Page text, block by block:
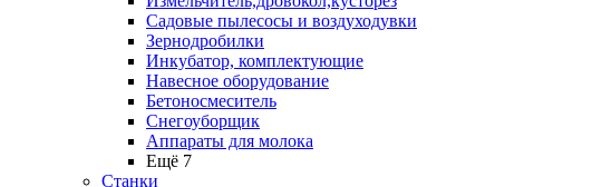
Садовые пылесосы и воздуходувки
Зернодробилки
Инкубатор, комплектующие
Навесное оборудование
Бетоносмеситель
Снегоуборщик
Аппараты для молока
Ещё 7
Станки